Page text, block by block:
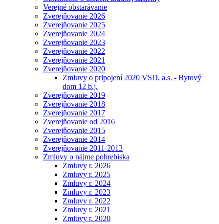
Verejné obstarávanie
Zverejňovanie 2026
Zverejňovanie 2025
Zverejňovanie 2024
Zverejňovanie 2023
Zverejňovanie 2022
Zverejňovanie 2021
Zverejňovanie 2020
Zmluvy o pripojení 2020 VSD, a.s. - Bytový
dom 12 b.j.
Zverejňovanie 2019
Zverejňovanie 2018
Zverejňovanie 2017
Zverejňovanie od 2016
Zverejňovanie 2015
Zverejňovanie 2014
Zverejňovanie 2011-2013
Zmluvy o nájme pohrebiska
Zmluvy r. 2026
Zmluvy r. 2025
Zmluvy r. 2024
Zmluvy r. 2023
Zmluvy r. 2022
Zmluvy r. 2021
Zmluvy r. 2020